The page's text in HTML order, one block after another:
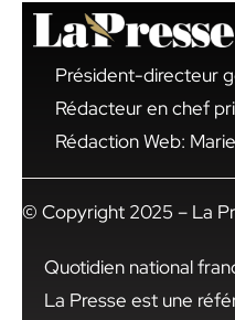
Président-directeur
Rédacteur en chef
Rédaction Web:
© Copyright 2025 – La
Quotidien national
La Presse est une